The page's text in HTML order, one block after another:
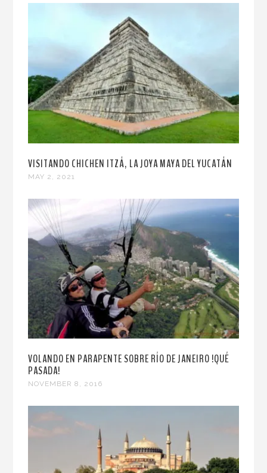
VISITANDO CHICHEN ITZÁ, LA JOYA MAYA DEL YUCATÁN
MAY 2, 2021
VOLANDO EN PARAPENTE SOBRE RÍO DE JANEIRO !QUÉ
PASADA!
NOVEMBER 8, 2016